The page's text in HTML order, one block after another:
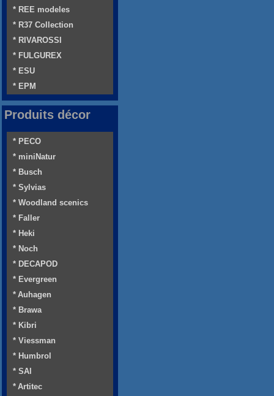
* REE modeles
* R37 Collection
* RIVAROSSI
* FULGUREX
* ESU
* EPM
Produits décor
* PECO
* miniNatur
* Busch
* Sylvias
* Woodland scenics
* Faller
* Heki
* Noch
* DECAPOD
* Evergreen
* Auhagen
* Brawa
* Kibri
* Viessman
* Humbrol
* SAI
* Artitec